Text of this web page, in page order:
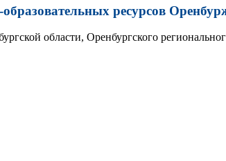
ресурсов
области, Оренбургского